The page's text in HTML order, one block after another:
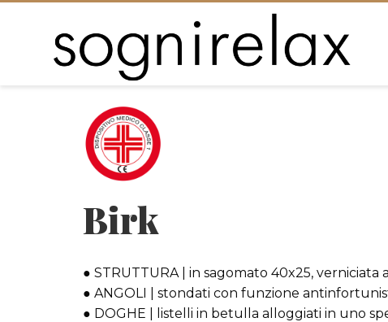
Birk
● STRUTTURA | in sagomato 40x25, verniciata
● ANGOLI | stondati con funzione
● DOGHE | listelli in betulla alloggiati in uno